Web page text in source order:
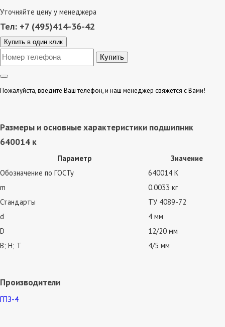
Уточняйте цену у менеджера
Тел: +7 (495)414-36-42
Купить в один клик
Пожалуйста, введите Ваш телефон, и наш менеджер свяжется с Вами!
Размеры и основные характеристики подшипник
640014 к
Параметр
Значение
Обозначение по ГОСТу
640014 К
m
0.0033 кг
Стандарты
ТУ 4089-72
d
4 мм
D
12/20 мм
В; Н; Т
4/5 мм
Производители
ГПЗ-4